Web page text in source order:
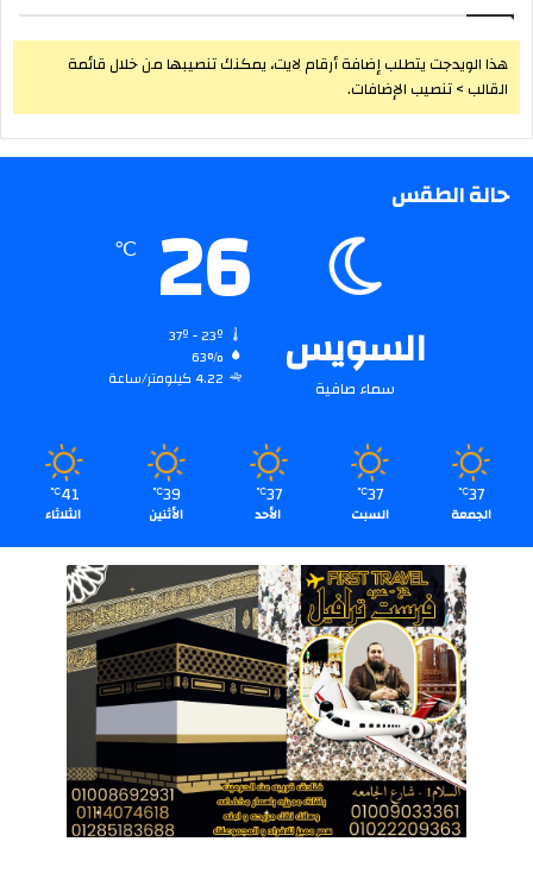
هذا الويدجت يتطلب إضافة أرقام لايت، يمكنك تنصيبها من خلال قائمة
القالب > تنصيب الإضافات.
حالة الطقس
السويس
سماء صافية
26
℃
63%
4.22 كيلومتر/ساعة
37
℃
الجمعة
37
℃
السبت
37
℃
الأحد
39
℃
الأثنين
41
℃
الثلاثاء